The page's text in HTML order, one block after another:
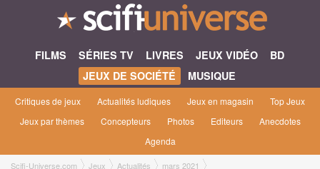
FILMS SÉRIES TV LIVRES JEUX VIDÉO
BD
JEUX DE SOCIÉTÉ
MUSIQUE
Critiques de jeux Actualités ludiques Jeux en magasin
Top Jeux
Jeux par thèmes
Concepteurs Photos Editeurs
Anecdotes
Agenda
Scifi-Universe.com Jeux Actualités mars 2021